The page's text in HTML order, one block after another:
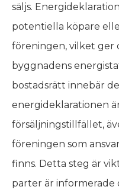
säljs.
potentiella köpare
föreningen, vilket ger
byggnadens
bostadsrätt innebär
energideklarationen
försäljningstillfället,
föreningen som
finns. Detta steg är
parter är informerade